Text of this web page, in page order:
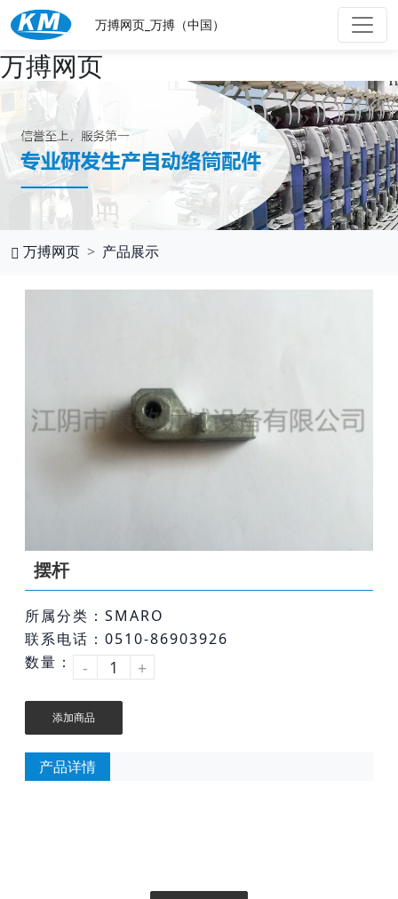
万搏网页
万搏网页_万搏（中国）
万搏网页 产品展示
摆杆
所属分类：SMARO
联系电话：0510-86903926
数量：
- +
添加商品
产品详情